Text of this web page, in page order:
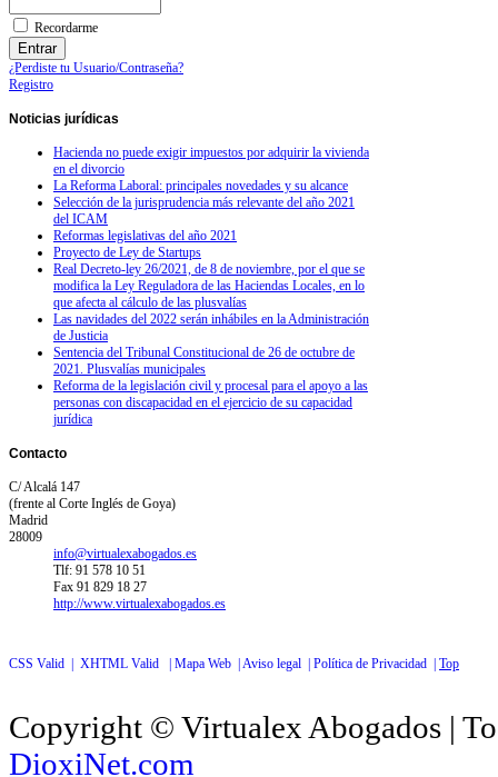
Recordarme
¿Perdiste tu Usuario/Contraseña?
Registro
Noticias jurídicas
Hacienda no puede exigir impuestos por adquirir la vivienda
en el divorcio
La Reforma Laboral: principales novedades y su alcance
Selección de la jurisprudencia más relevante del año 2021
del ICAM
Reformas legislativas del año 2021
Proyecto de Ley de Startups
Real Decreto-ley 26/2021, de 8 de noviembre, por el que se
modifica la Ley Reguladora de las Haciendas Locales, en lo
que afecta al cálculo de las plusvalías
Las navidades del 2022 serán inhábiles en la Administración
de Justicia
Sentencia del Tribunal Constitucional de 26 de octubre de
2021. Plusvalías municipales
Reforma de la legislación civil y procesal para el apoyo a las
personas con discapacidad en el ejercicio de su capacidad
jurídica
Contacto
C/ Alcalá 147
(frente al Corte Inglés de Goya)
Madrid
28009
info@virtualexabogados.es
Tlf: 91 578 10 51
Fax 91 829 18 27
http://www.virtualexabogados.es
CSS Valid | XHTML Valid | Mapa Web |Aviso legal | Política de Privacidad | Top
Copyright © Virtualex Abogados |
DioxiNet.com